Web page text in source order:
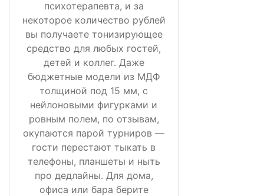
психотерапевта, и за
некоторое количество рублей
вы получаете тонизирующее
средство для любых гостей,
детей и коллег. Даже
бюджетные модели из МДФ
толщиной под 15 мм, с
нейлоновыми фигурками и
ровным полем, по отзывам,
окупаются парой турниров —
гости перестают тыкать в
телефоны, планшеты и ныть
про дедлайны. Для дома,
офиса или бара берите